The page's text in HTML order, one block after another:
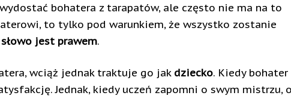
bohatera z tarapatów, ale często nie ma na to
to tylko pod warunkiem, że wszystko zostanie
słowo jest prawem.
wciąż jednak traktuje go jak dziecko. Kiedy bohater
Jednak, kiedy uczeń zapomni o swym mistrzu,